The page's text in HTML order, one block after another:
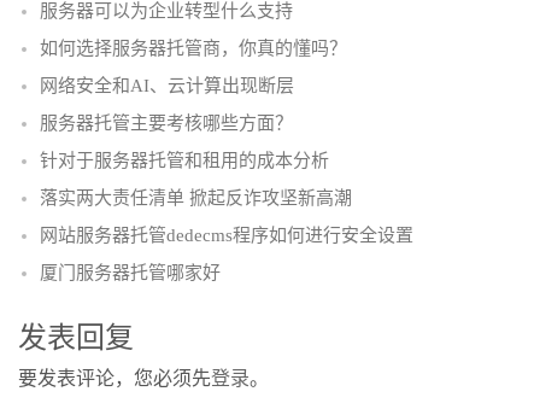
服务器可以为企业转型什么支持
如何选择服务器托管商，你真的懂吗？
网络安全和AI、云计算出现断层
服务器托管主要考核哪些方面？
针对于服务器托管和租用的成本分析
落实两大责任清单 掀起反诈攻坚新高潮
网站服务器托管dedecms程序如何进行安全设置
厦门服务器托管哪家好
发表回复
要发表评论，您必须先登录。